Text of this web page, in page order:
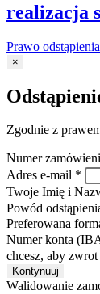
realizacja
Prawo
×
Zgodnie z
Numer
Adres e-mail *
Twoje Imię i
Powód
Preferowana
Numer konta
chcesz, aby zwrot
Kontynuuj
Walidowanie